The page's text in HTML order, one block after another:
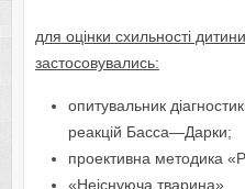
для оцінки схильності
застосовувались:
опитувальник
реакцій Басса—Дарки;
проективна методика
«Неіснуюча тварина».